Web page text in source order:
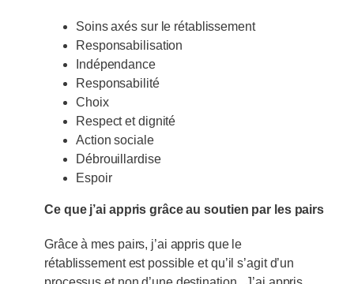
Soins axés sur le rétablissement
Responsabilisation
Indépendance
Responsabilité
Choix
Respect et dignité
Action sociale
Débrouillardise
Espoir
Ce que j’ai appris grâce au soutien par les pairs
Grâce à mes pairs, j’ai appris que le
rétablissement est possible et qu’il s’agit d’un